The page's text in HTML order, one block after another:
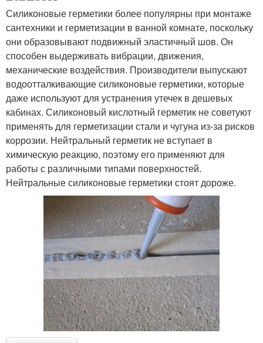
Силиконовые герметики более популярны при монтаже
сантехники и герметизации в ванной комнате, поскольку
они образовывают подвижный эластичный шов. Он
способен выдерживать вибрации, движения,
механические воздействия. Производители выпускают
водоотталкивающие силиконовые герметики, которые
даже используют для устранения утечек в дешевых
кабинах. Силиконовый кислотный герметик не советуют
применять для герметизации стали и чугуна из-за рисков
коррозии. Нейтральный герметик не вступает в
химическую реакцию, поэтому его применяют для
работы с различными типами поверхностей.
Нейтральные силиконовые герметики стоят дороже.